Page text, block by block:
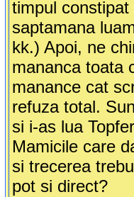
timpul
saptamana
kk.) Apoi, ne
mananca toata
manance cat
refuza total.
si i-as lua
Mamicile care
si trecerea
pot si direct?